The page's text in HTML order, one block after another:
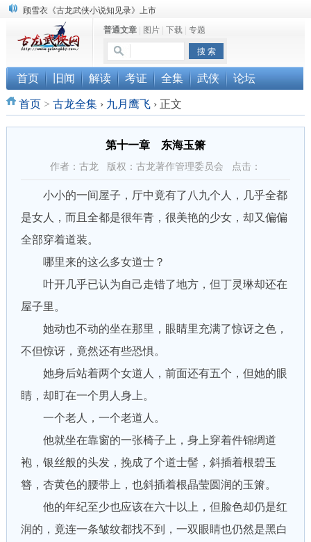
顾雪衣《古龙武侠小说知见录》上市
“武侠书库”查缺补漏活动圆满结束
《古龙小说原貌探究》修订版已上市
普通文章| 图片| 下载| 专题
首页 旧闻 解读 考证 全集 武侠 论坛
首页> 古龙全集 › 九月鹰飞 ›正文
第十一章 东海玉箫
作者：古龙 版权：古龙著作管理委员会 点击：
小小的一间屋子，厅中竟有了八九个人，几乎全都
是女人，而且全都是很年青，很美艳的少女，却又偏偏
全部穿着道装。
哪里来的这么多女道士？
叶开几乎已认为自己走错了地方，但丁灵琳却还在
屋子里。
她动也不动的坐在那里，眼睛里充满了惊讶之色，
不但惊讶，竟然还有些恐惧。
她身后站着两个女道人，前面还有五个，但她的眼
睛，却盯在一个男人身上。
一个老人，一个老道人。
他就坐在靠窗的一张椅子上，身上穿着件锦绸道
袍，银丝般的头发，挽成了个道士髻，斜插着根碧玉
簪，杏黄色的腰带上，也斜插着根晶莹圆润的玉箫。
他的年纪至少也应该在六十以上，但脸色却仍是红
润的，竟连一条皱纹都找不到，一双眼睛也仍然是黑白